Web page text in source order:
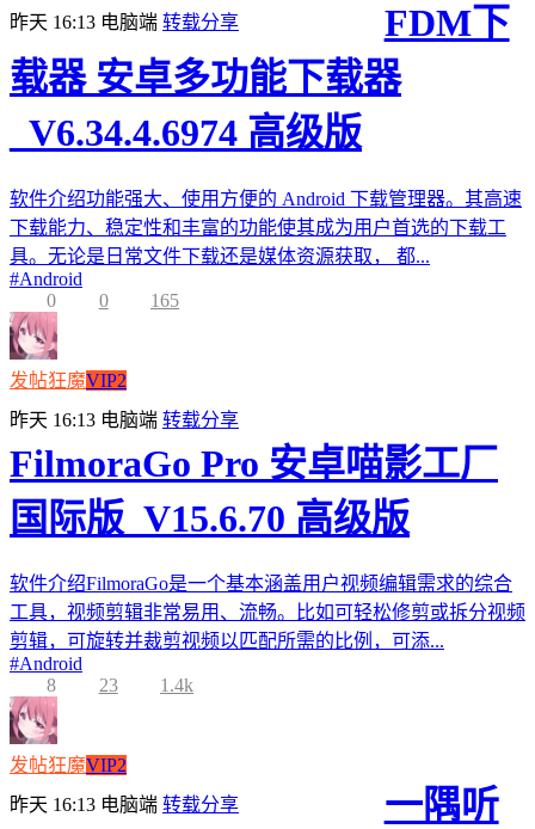
昨天 16:13 电脑端 转载分享
FDM下
载器 安卓多功能下载器
_V6.34.4.6974 高级版
软件介绍功能强大、使用方便的 Android 下载管理器。其高速
下载能力、稳定性和丰富的功能使其成为用户首选的下载工
具。无论是日常文件下载还是媒体资源获取， 都...
#Android
0
0 165
发帖狂魔VIP2
昨天 16:13 电脑端 转载分享
FilmoraGo Pro 安卓喵影工厂
国际版_V15.6.70 高级版
软件介绍FilmoraGo是一个基本涵盖用户视频编辑需求的综合
工具，视频剪辑非常易用、流畅。比如可轻松修剪或拆分视频
剪辑，可旋转并裁剪视频以匹配所需的比例，可添...
#Android
8
23 1.4k
发帖狂魔VIP2
昨天 16:13 电脑端 转载分享
一隅听